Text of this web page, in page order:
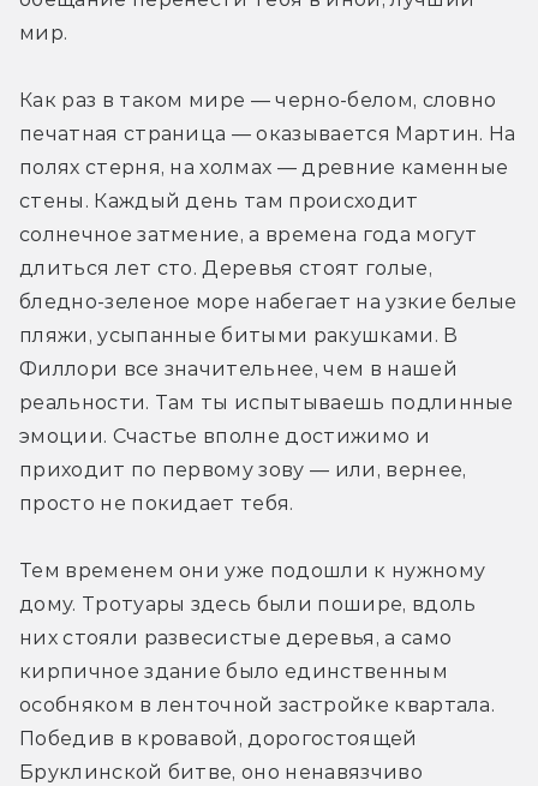
мир.
Как раз в таком мире — черно-белом, словно
печатная страница — оказывается Мартин. На
полях стерня, на холмах — древние каменные
стены. Каждый день там происходит
солнечное затмение, а времена года могут
длиться лет сто. Деревья стоят голые,
бледно-зеленое море набегает на узкие белые
пляжи, усыпанные битыми ракушками. В
Филлори все значительнее, чем в нашей
реальности. Там ты испытываешь подлинные
эмоции. Счастье вполне достижимо и
приходит по первому зову — или, вернее,
просто не покидает тебя.
Тем временем они уже подошли к нужному
дому. Тротуары здесь были пошире, вдоль
них стояли развесистые деревья, а само
кирпичное здание было единственным
особняком в ленточной застройке квартала.
Победив в кровавой, дорогостоящей
Бруклинской битве, оно ненавязчиво